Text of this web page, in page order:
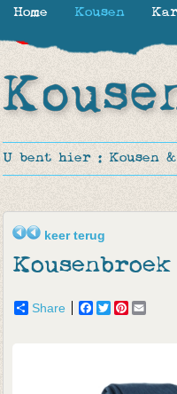
U bent hier : Kousen
keer terug
Share Facebook
TwitterPinterest
Home Kousen